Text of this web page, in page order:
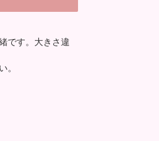
です。大きさ違
。